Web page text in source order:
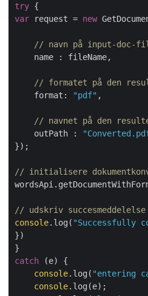
try
var request = new
// navn på input-doc-fil
name : fileName,
// formatet på den
format : "pdf" ,
// navnet på den
outPath :
});
// initialisere
// udskriv
console.log( "Successfully
})
catch (e) {
console.log( "entering
console.log(e);